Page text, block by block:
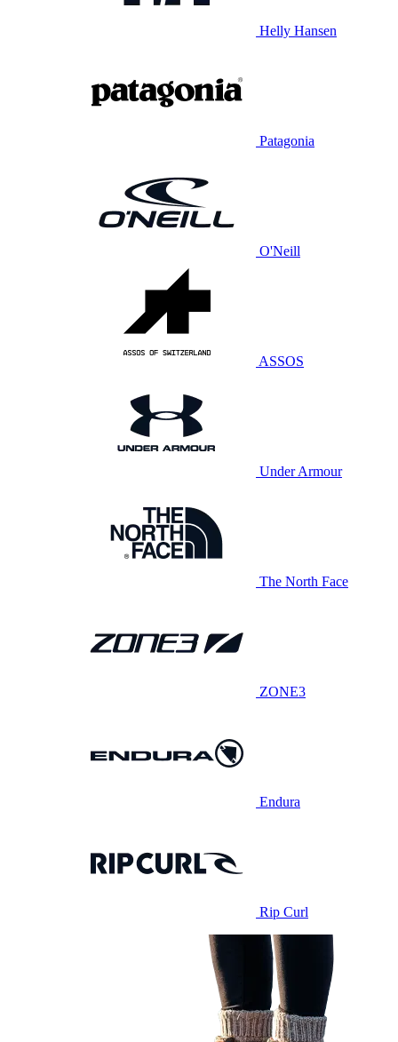
Helly Hansen
Patagonia
O'Neill
ASSOS
Under Armour
The North Face
ZONE3
Endura
Rip Curl